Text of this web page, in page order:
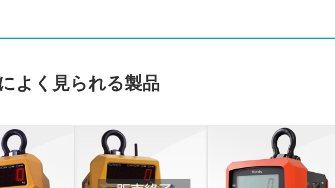
よく見られる製品